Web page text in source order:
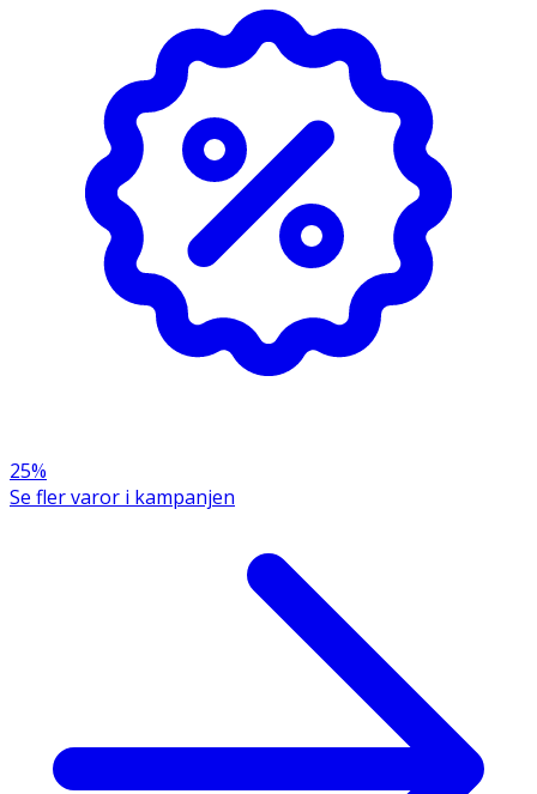
Hydroxyethyl acrylate/Sodium Acryloyldimethyl Taurate
25%
Se fler varor i kampanjen